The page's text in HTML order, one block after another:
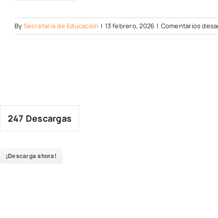
By Secretaría de Educación | 13 febrero, 2026 | Comentarios
247 Descargas
¡Descarga ahora!